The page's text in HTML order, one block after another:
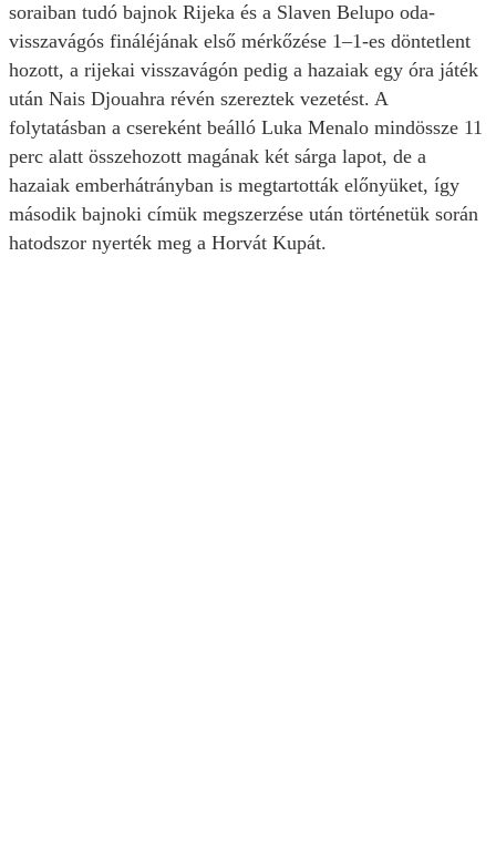
soraiban tudó bajnok Rijeka és a Slaven Belupo oda-
visszavágós fináléjának első mérkőzése 1–1-es döntetlent
hozott, a rijekai visszavágón pedig a hazaiak egy óra játék
után Nais Djouahra révén szereztek vezetést. A
folytatásban a csereként beálló Luka Menalo mindössze 11
perc alatt összehozott magának két sárga lapot, de a
hazaiak emberhátrányban is megtartották előnyüket, így
második bajnoki címük megszerzése után történetük során
hatodszor nyerték meg a Horvát Kupát.